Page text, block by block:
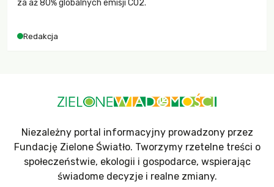
za aż 80% globalnych emisji CO2.
Redakcja
Niezależny portal informacyjny prowadzony przez
Fundację Zielone Światło. Tworzymy rzetelne treści o
społeczeństwie, ekologii i gospodarce, wspierając
świadome decyzje i realne zmiany.